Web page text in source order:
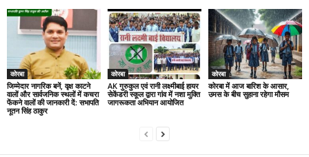
कोरबा
जिम्मेदार नागरिक बनें, वृक्ष काटने
वालों और सार्वजनिक स्थलों में कचरा
फेंकने वालों की जानकारी दें: सभापति
नूतन सिंह ठाकुर
कोरबा
AK गुरुकुल एवं रानी लक्ष्मीबाई हायर
सेकेंडरी स्कूल द्वारा गांव में नशा मुक्ति
जागरूकता अभियान आयोजित
कोरबा
कोरबा में आज बारिश के आसार,
उमस के बीच सुहाना रहेगा मौसम